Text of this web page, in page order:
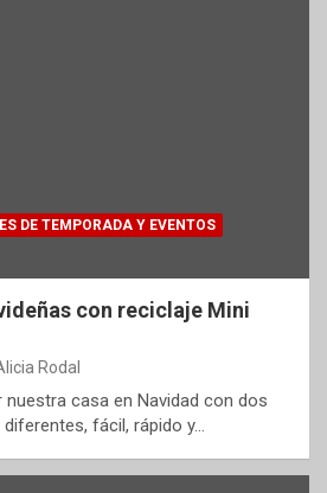
DE TEMPORADA Y EVENTOS
con reciclaje Mini
Rodal
nuestra casa en Navidad con dos
fácil, rápido y…